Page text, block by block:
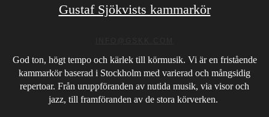
Gustaf Sjökvists kammarkör
God ton, högt tempo och kärlek till körmusik. Vi är en fristående
kammarkör baserad i Stockholm med varierad och mångsidig
repertoar. Från uruppföranden av nutida musik, via visor och
jazz, till framföranden av de stora körverken.